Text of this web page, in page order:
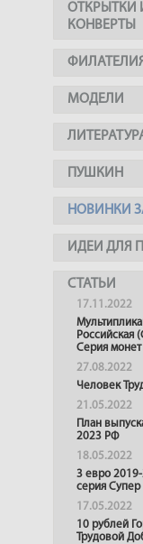
ОТКРЫТКИ
КОНВЕРТЫ
МОДЕЛИ
ПУШКИН
НОВИНКИ
ИДЕИ ДЛЯ
СТАТЬИ
17.11.2022
Российская
Серия монет
27.08.2022
Человек
21.05.2022
План
2023 РФ
18.05.2022
3 евро
серия
17.05.2022
10 рублей
Трудовой